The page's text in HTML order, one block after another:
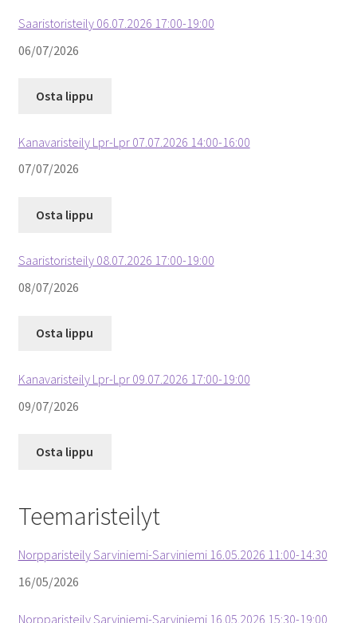
Saaristoristeily 06.07.2026 17:00-19:00
06/07/2026
Osta lippu
Kanavaristeily Lpr-Lpr 07.07.2026 14:00-16:00
07/07/2026
Osta lippu
Saaristoristeily 08.07.2026 17:00-19:00
08/07/2026
Osta lippu
Kanavaristeily Lpr-Lpr 09.07.2026 17:00-19:00
09/07/2026
Osta lippu
Teemaristeilyt
Norpparisteily Sarviniemi-Sarviniemi 16.05.2026 11:00-14:30
16/05/2026
Norpparisteily Sarviniemi-Sarviniemi 16.05.2026 15:30-19:00